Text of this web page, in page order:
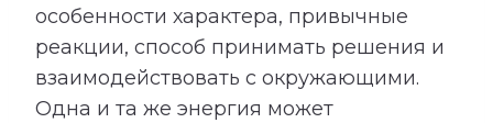
особенности характера, привычные
реакции, способ принимать решения и
взаимодействовать с окружающими.
Одна и та же энергия может